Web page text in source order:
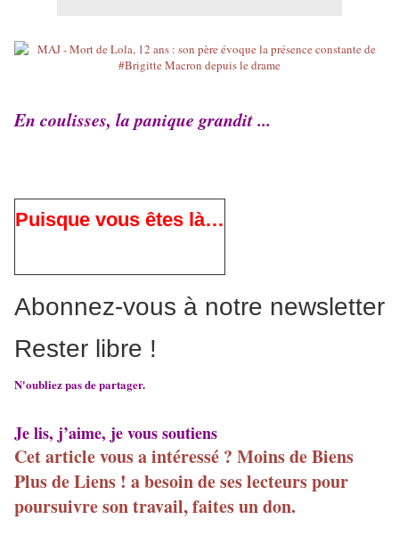
En coulisses, la panique grandit ...
Puisque vous êtes là…
Abonnez-vous à notre newsletter
Rester libre !
N'oubliez pas de partager.
Je lis, j’aime, je vous soutiens
Cet article vous a intéressé ? Moins de Biens
Plus de Liens ! a besoin de ses lecteurs pour
poursuivre son travail, faites un don.